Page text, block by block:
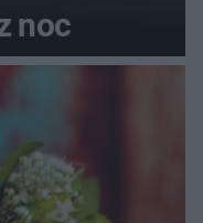
noc